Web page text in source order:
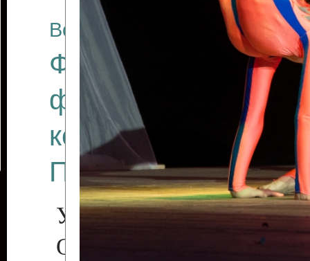
Все отчеты
Финал
фестиваля
коллективов
Приднестровского
Участники фестиваля:
Образцовый